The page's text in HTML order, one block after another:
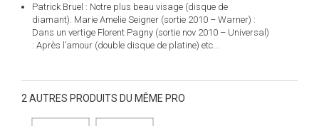
Patrick Bruel : Notre plus beau visage (disque de
diamant). Marie Amelie Seigner (sortie 2010 – Warner) :
Dans un vertige Florent Pagny (sortie nov 2010 – Universal)
: Après l’amour (double disque de platine) etc...
2 AUTRES PRODUITS DU MÊME PRO